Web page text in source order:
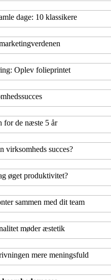
dage: 10 klassikere
Oplev folieprintet
for de næste 5 år
succes?
øget produktivitet?
sammen med dit team
møder æstetik
mere meningsfuld